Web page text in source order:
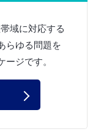
域に対応する
らゆる問題を
ジです。